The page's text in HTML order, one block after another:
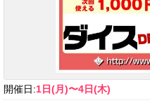
開催日:1日(月)〜4日(木)